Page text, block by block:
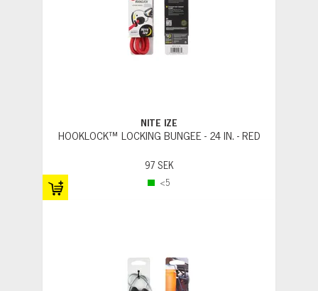
NITE IZE
HOOKLOCK™ LOCKING BUNGEE - 24 IN. - RED
97 SEK
<5